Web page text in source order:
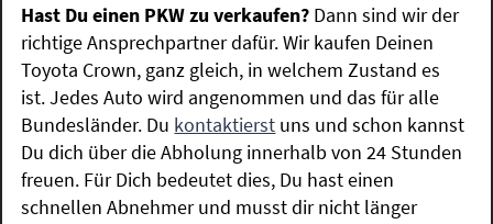
Hast Du einen PKW zu verkaufen? Dann sind wir der
richtige Ansprechpartner dafür. Wir kaufen Deinen
Toyota Crown, ganz gleich, in welchem Zustand es
ist. Jedes Auto wird angenommen und das für alle
Bundesländer. Du kontaktierst uns und schon kannst
Du dich über die Abholung innerhalb von 24 Stunden
freuen. Für Dich bedeutet dies, Du hast einen
schnellen Abnehmer und musst dir nicht länger